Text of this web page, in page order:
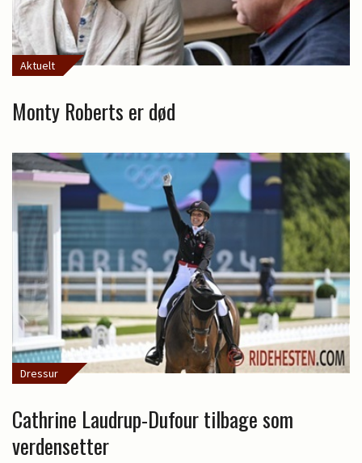
Aktuelt
Monty Roberts er død
Dressur
Cathrine Laudrup-Dufour tilbage som
verdensetter